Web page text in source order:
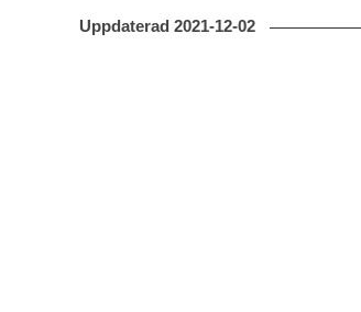
Uppdaterad 2021-12-02